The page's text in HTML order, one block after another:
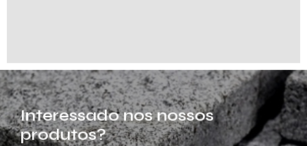
Interessado nos nossos
produtos?